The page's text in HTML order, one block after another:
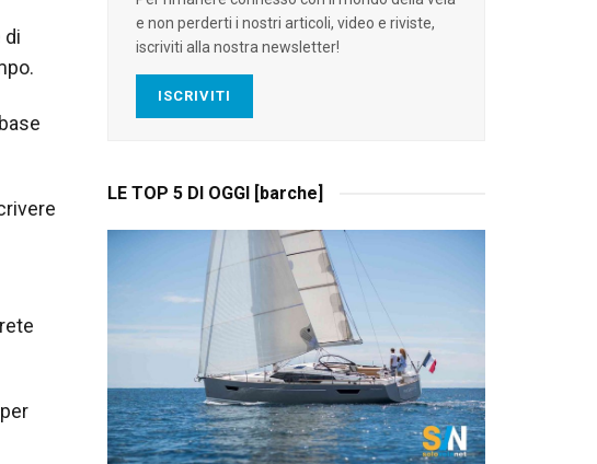
di
e non perderti i nostri articoli, video e riviste,
iscriviti alla nostra newsletter!
ISCRIVITI
LE TOP 5 DI OGGI [barche]